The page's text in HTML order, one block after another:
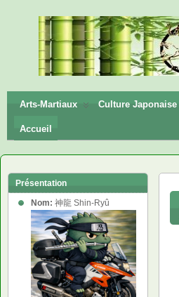
神龍
Shin-
Ryū
Arts-Martiaux Culture Japonaise
Accueil
Présentation
Nom: 神龍 Shin-Ryû